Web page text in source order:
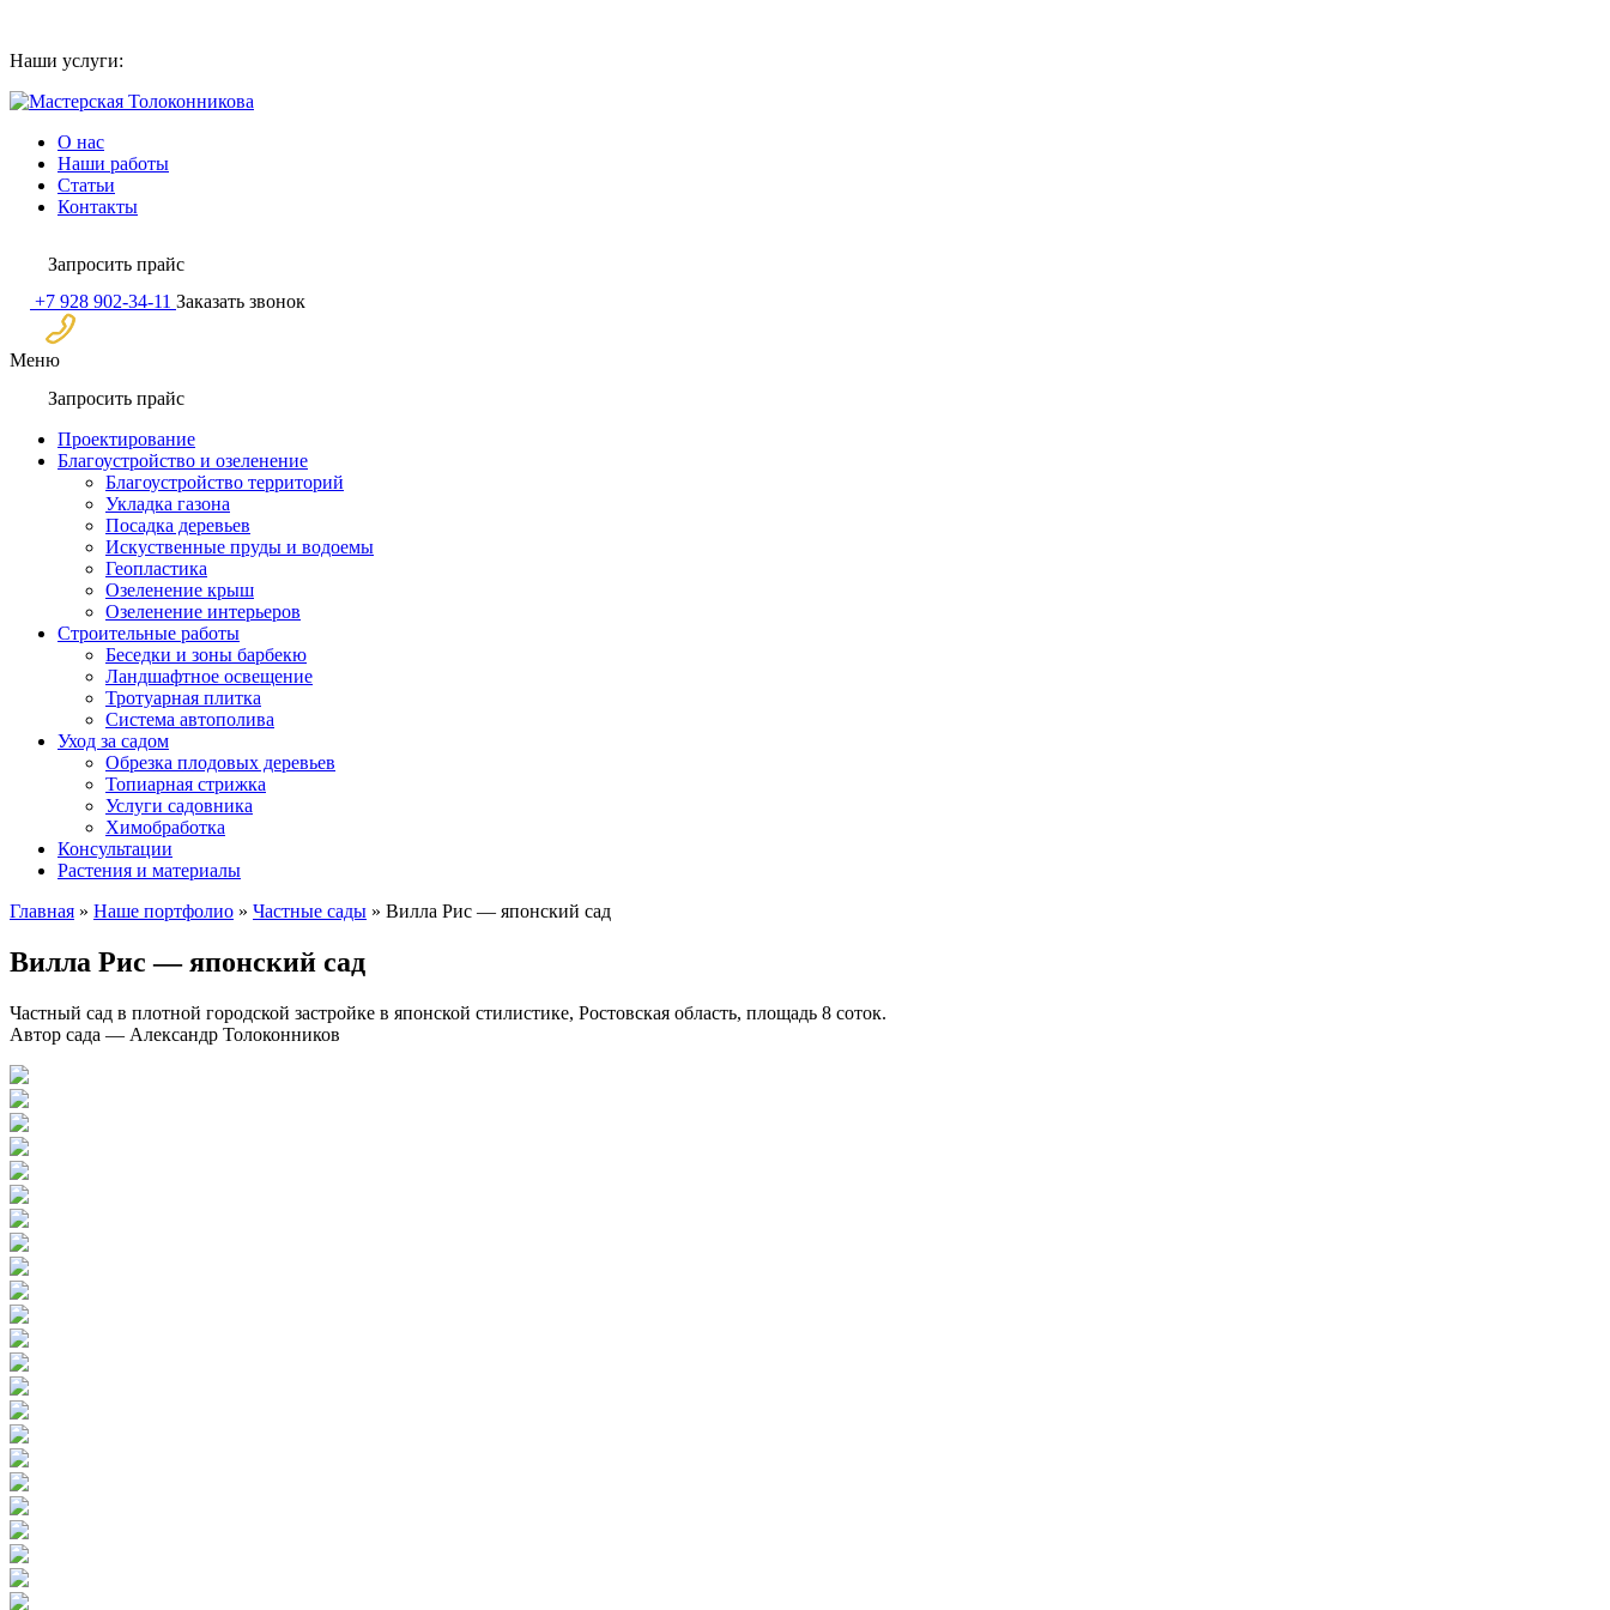
content
Наши услуги:
О нас
Наши работы
Статьи
Контакты
Запросить прайс
+7 928 902-34-11 Заказать звонок
Меню
Запросить прайс
Проектирование
Благоустройство и озеленение
Благоустройство территорий
Укладка газона
Посадка деревьев
Искуственные пруды и водоемы
Геопластика
Озеленение крыш
Озеленение интерьеров
Строительные работы
Беседки и зоны барбекю
Ландшафтное освещение
Тротуарная плитка
Система автополива
Уход за садом
Обрезка плодовых деревьев
Топиарная стрижка
Услуги садовника
Химобработка
Консультации
Растения и материалы
Главная » Нашe портфолио » Частные сады » Вилла Рис — японский сад
Вилла Рис — японский сад
Частный сад в плотной городской застройке в японской стилистике, Ростовская область, площадь 8 соток.
Автор сада — Александр Толоконников